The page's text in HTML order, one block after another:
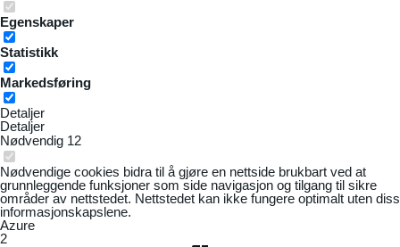
Egenskaper
Statistikk
Markedsføring
Detaljer
Detaljer
Nødvendig 12
Nødvendige cookies bidra til å gjøre en nettside brukbart ved at
grunnleggende funksjoner som side navigasjon og tilgang til sikre
områder av nettstedet. Nettstedet kan ikke fungere optimalt uten
informasjonskapslene.
Azure
2